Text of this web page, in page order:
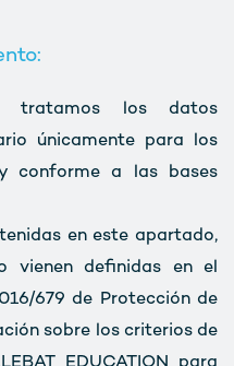
tratamos los datos
únicamente para los
conforme a las bases
en este apartado,
vienen definidas en el
679 de Protección de
sobre los criterios de